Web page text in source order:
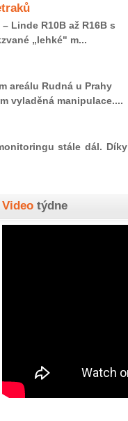
Linde R10B až R16B s
„lehké" m...
areálu Rudná u Prahy
vyladěná manipulace....
stále dál. Díky
Video týdne